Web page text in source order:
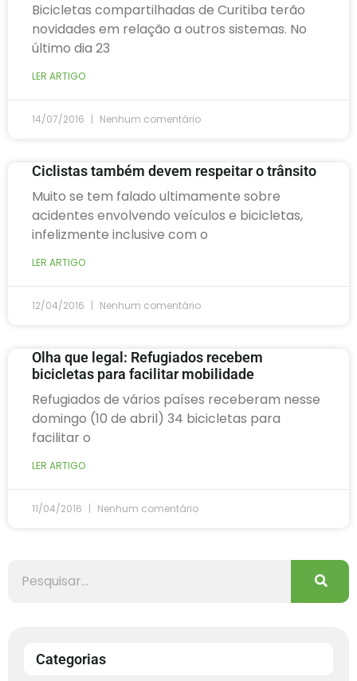
Bicicletas compartilhadas de Curitiba terão
novidades em relação a outros sistemas. No
último dia 23
LER ARTIGO
14/07/2016 Nenhum comentário
Ciclistas também devem respeitar o trânsito
Muito se tem falado ultimamente sobre
acidentes envolvendo veículos e bicicletas,
infelizmente inclusive com o
LER ARTIGO
12/04/2016 Nenhum comentário
Olha que legal: Refugiados recebem
bicicletas para facilitar mobilidade
Refugiados de vários países receberam nesse
domingo (10 de abril) 34 bicicletas para
facilitar o
LER ARTIGO
11/04/2016 Nenhum comentário
Categorias